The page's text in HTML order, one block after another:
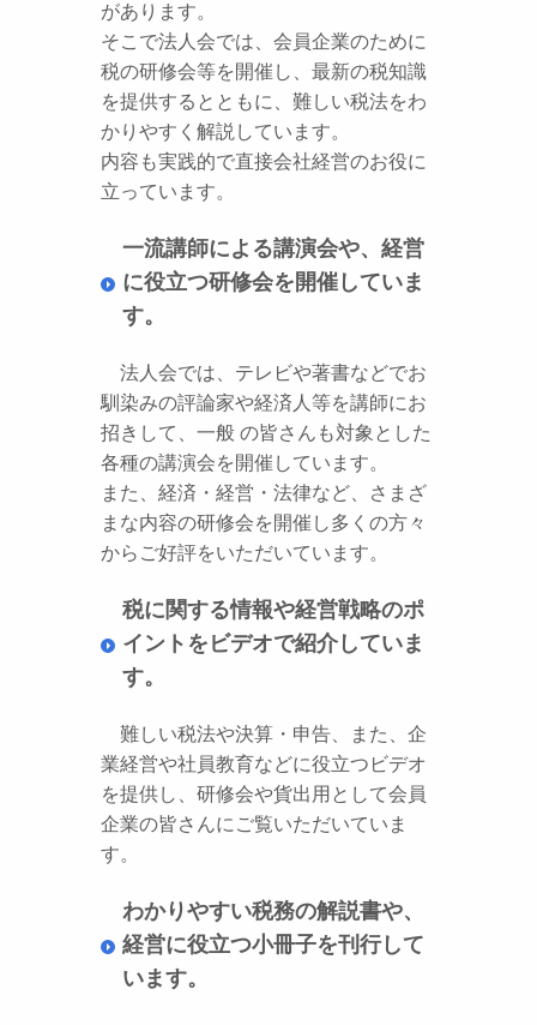
があります。
そこで法人会では、会員企業のために
税の研修会等を開催し、最新の税知識
を提供するとともに、難しい税法をわ
かりやすく解説しています。
内容も実践的で直接会社経営のお役に
立っています。
一流講師による講演会や、経営
に役立つ研修会を開催していま
す。
法人会では、テレビや著書などでお
馴染みの評論家や経済人等を講師にお
招きして、一般 の皆さんも対象とした
各種の講演会を開催しています。
また、経済・経営・法律など、さまざ
まな内容の研修会を開催し多くの方々
からご好評をいただいています。
税に関する情報や経営戦略のポ
イントをビデオで紹介していま
す。
難しい税法や決算・申告、また、企
業経営や社員教育などに役立つビデオ
を提供し、研修会や貨出用として会員
企業の皆さんにご覧いただいていま
す。
わかりやすい税務の解説書や、
経営に役立つ小冊子を刊行して
います。